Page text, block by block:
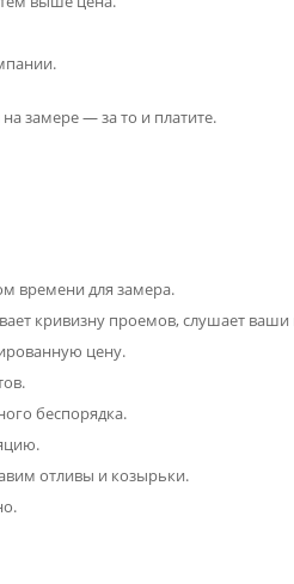
замере — за то и платите.
времени для замера.
кривизну проемов, слушает
цену.
беспорядка.
отливы и козырьки.